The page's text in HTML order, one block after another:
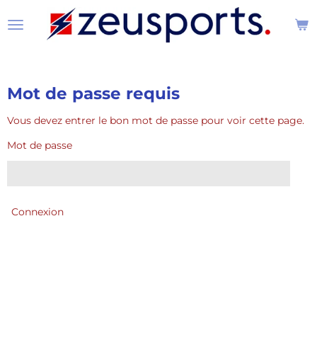
au
Mot de passe requis
Vous devez entrer le bon mot de passe pour voir cette page.
Mot de passe
Connexion